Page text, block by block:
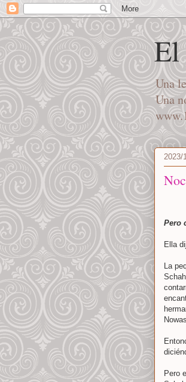
El
Una
Una
2023/
Pero
Ella
La
Pero